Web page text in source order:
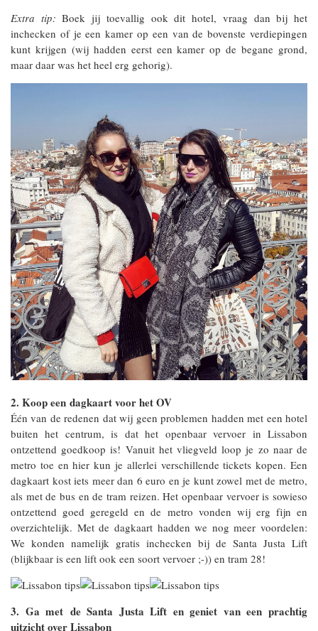
Extra tip: Boek jij toevallig ook dit hotel, vraag dan bij het
inchecken of je een kamer op een van de bovenste verdiepingen
kunt krijgen (wij hadden eerst een kamer op de begane grond,
maar daar was het heel erg gehorig).
2. Koop een dagkaart voor het OV
Één van de redenen dat wij geen problemen hadden met een hotel
buiten het centrum, is dat het openbaar vervoer in Lissabon
ontzettend goedkoop is! Vanuit het vliegveld loop je zo naar de
metro toe en hier kun je allerlei verschillende tickets kopen. Een
dagkaart kost iets meer dan 6 euro en je kunt zowel met de metro,
als met de bus en de tram reizen. Het openbaar vervoer is sowieso
ontzettend goed geregeld en de metro vonden wij erg fijn en
overzichtelijk. Met de dagkaart hadden we nog meer voordelen:
We konden namelijk gratis inchecken bij de Santa Justa Lift
(blijkbaar is een lift ook een soort vervoer ;-)) en tram 28!
3. Ga met de Santa Justa Lift en geniet van een prachtig
uitzicht over Lissabon